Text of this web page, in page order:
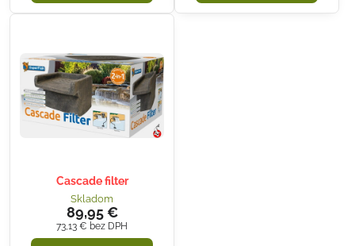
Cascade filter
Skladom
89,95 €
73,13 € bez DPH